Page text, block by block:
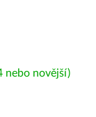
nebo novější)